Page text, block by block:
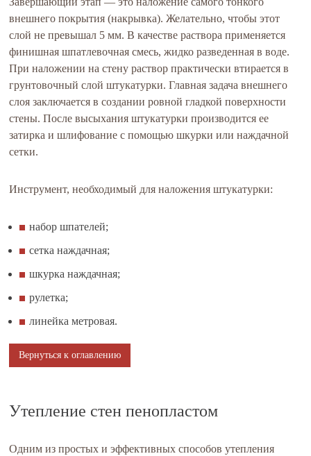
внешнего покрытия (накрывка). Желательно, чтобы этот
слой не превышал 5 мм. В качестве раствора применяется
финишная шпатлевочная смесь, жидко разведенная в воде.
При наложении на стену раствор практически втирается в
грунтовочный слой штукатурки. Главная задача внешнего
слоя заключается в создании ровной гладкой поверхности
стены. После высыхания штукатурки производится ее
затирка и шлифование с помощью шкурки или наждачной
сетки.
Инструмент, необходимый для наложения штукатурки:
набор шпателей;
сетка наждачная;
шкурка наждачная;
рулетка;
линейка метровая.
Вернуться к оглавлению
Утепление стен пенопластом
Одним из простых и эффективных способов утепления